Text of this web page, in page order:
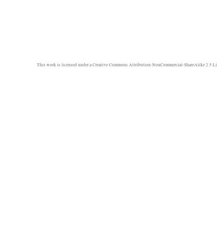
This work is licensed under aCreative Commons Attribution-NonCommercial-ShareAlike 2.5